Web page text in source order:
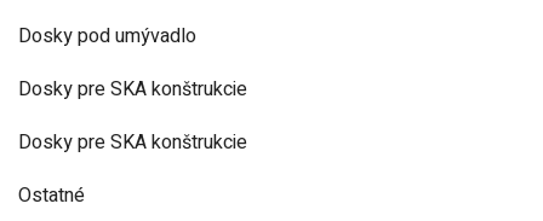
Dosky pod umývadlo
Dosky pre SKA konštrukcie
Dosky pre SKA konštrukcie
Ostatné